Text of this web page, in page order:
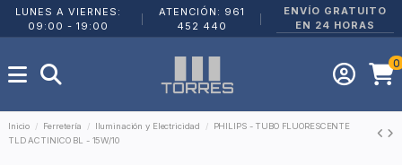
LUNES A VIERNES:
09:00 - 19:00
ATENCIÓN: 961
452 440
ENVÍO GRATUITO
EN 24 HORAS
0
Inicio Ferretería Iluminación y Electricidad
PHILIPS - TUBO FLUORESCENTE
TLD ACTINICO BL - 15W/10